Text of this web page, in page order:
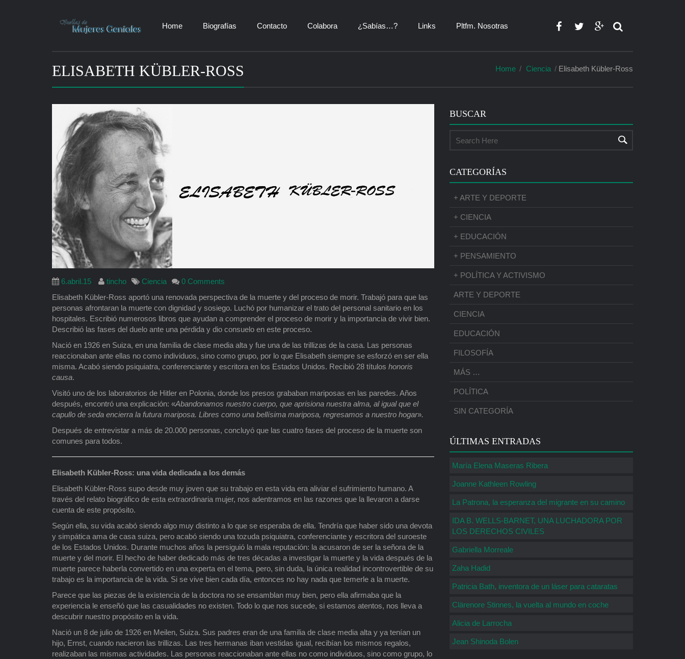
Home Biografías Contacto Colabora ¿Sabías…? Links Pltfm. Nosotras
ELISABETH KÜBLER-ROSS Home Ciencia Elisabeth Kübler-Ross
6.abril.15 tincho Ciencia
0 Comments
Elisabeth Kübler-Ross aportó una renovada perspectiva de la muerte y del proceso de morir. Trabajó para que las
personas afrontaran la muerte con dignidad y sosiego. Luchó por humanizar el trato del personal sanitario en los
hospitales. Escribió numerosos libros que ayudan a comprender el proceso de morir y la importancia de vivir bien.
Describió las fases del duelo ante una pérdida y dio consuelo en este proceso.
Nació en 1926 en Suiza, en una familia de clase media alta y fue una de las trillizas de la casa. Las personas
reaccionaban ante ellas no como individuos, sino como grupo, por lo que Elisabeth siempre se esforzó en ser ella
misma. Acabó siendo psiquiatra, conferenciante y escritora en los Estados Unidos. Recibió 28 títulos honoris
causa.
Visitó uno de los laboratorios de Hitler en Polonia, donde los presos grababan mariposas en las paredes. Años
después, encontró una explicación: «Abandonamos nuestro cuerpo, que aprisiona nuestra alma, al igual que el
capullo de seda encierra la futura mariposa. Libres como una bellísima mariposa, regresamos a nuestro hogar».
Después de entrevistar a más de 20.000 personas, concluyó que las cuatro fases del proceso de la muerte son
comunes para todos.
Elisabeth Kübler-Ross: una vida dedicada a los demás
Elisabeth Kübler-Ross supo desde muy joven que su trabajo en esta vida era aliviar el sufrimiento humano. A
través del relato biográfico de esta extraordinaria mujer, nos adentramos en las razones que la llevaron a darse
cuenta de este propósito.
Según ella, su vida acabó siendo algo muy distinto a lo que se esperaba de ella. Tendría que haber sido una devota
y simpática ama de casa suiza, pero acabó siendo una tozuda psiquiatra, conferenciante y escritora del suroeste
de los Estados Unidos. Durante muchos años la persiguió la mala reputación: la acusaron de ser la señora de la
muerte y del morir. El hecho de haber dedicado más de tres décadas a investigar la muerte y la vida después de la
muerte parece haberla convertido en una experta en el tema, pero, sin duda, la única realidad incontrovertible de su
trabajo es la importancia de la vida. Si se vive bien cada día, entonces no hay nada que temerle a la muerte.
Parece que las piezas de la existencia de la doctora no se ensamblan muy bien, pero ella afirmaba que la
experiencia le enseñó que las casualidades no existen. Todo lo que nos sucede, si estamos atentos, nos lleva a
descubrir nuestro propósito en la vida.
Nació un 8 de julio de 1926 en Meilen, Suiza. Sus padres eran de una familia de clase media alta y ya tenían un
hijo, Ernst, cuando nacieron las trillizas. Las tres hermanas iban vestidas igual, recibían los mismos regalos,
realizaban las mismas actividades. Las personas reaccionaban ante ellas no como individuos, sino como grupo, lo
BUSCAR
CATEGORÍAS
+ ARTE Y DEPORTE
+ CIENCIA
+ EDUCACIÓN
+ PENSAMIENTO
+ POLÍTICA Y ACTIVISMO
ARTE Y DEPORTE
CIENCIA
EDUCACIÓN
FILOSOFÍA
MÁS …
POLÍTICA
SIN CATEGORÍA
ÚLTIMAS ENTRADAS
María Elena Maseras Ribera
Joanne Kathleen Rowling
La Patrona, la esperanza del migrante en su camino
IDA B. WELLS-BARNET, UNA LUCHADORA POR
LOS DERECHOS CIVILES
Gabriella Morreale
Zaha Hadid
Patricia Bath, inventora de un láser para cataratas
Clärenore Stinnes, la vuelta al mundo en coche
Alicia de Larrocha
Jean Shinoda Bolen